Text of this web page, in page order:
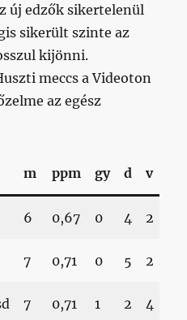
új edzők sikertelenül
sikerült szinte az
kijönni.
meccs a Videoton
az egész
m ppm gy d v
6 0,67 0 4 2
7 0,71 0 5 2
7 0,71 1 2 4